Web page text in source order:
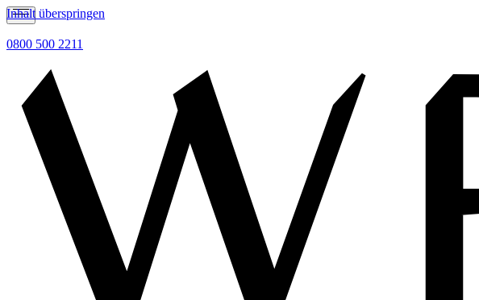
Inhalt überspringen
0800 500 2211